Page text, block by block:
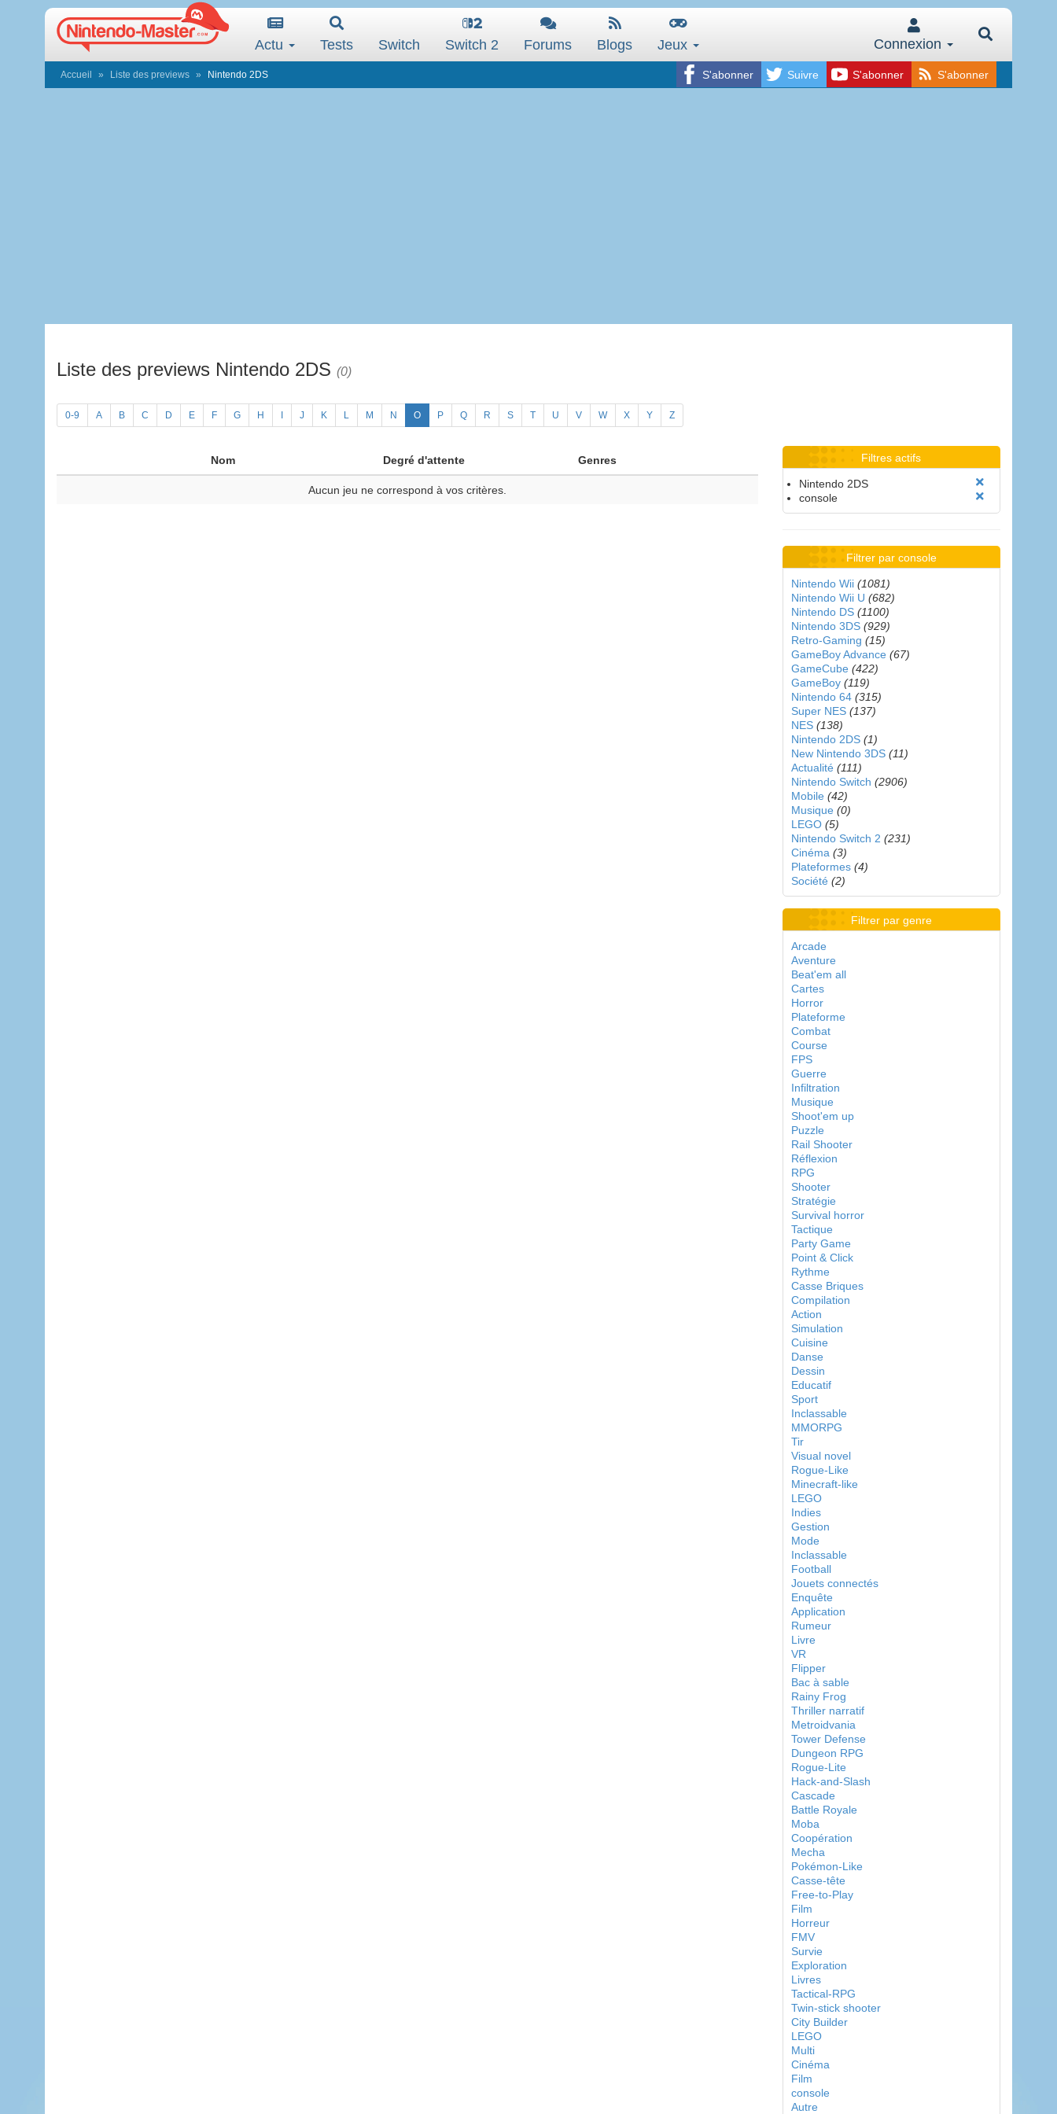
Actu Tests Switch Switch 2 Forums Blogs Jeux Connexion
S'abonner Suivre S'abonner S'abonner
Accueil Liste des previews Nintendo 2DS
Liste des previews Nintendo 2DS (0)
0-9 A B C D E F G H J K L M N O P Q R S T U V W X Y Z
Nom Degré d'attente Genres
Aucun jeu ne correspond à vos critères.
Filtres actifs
Nintendo 2DS
console
Filtrer par console
Nintendo Wii (1081)
Nintendo Wii U (682)
Nintendo DS (1100)
Nintendo 3DS (929)
Retro-Gaming (15)
GameBoy Advance (67)
GameCube (422)
GameBoy (119)
Nintendo 64 (315)
Super NES (137)
NES (138)
Nintendo 2DS (1)
New Nintendo 3DS (11)
Actualité (111)
Nintendo Switch (2906)
Mobile (42)
Musique (0)
LEGO (5)
Nintendo Switch 2 (231)
Cinéma (3)
Plateformes (4)
Société (2)
Filtrer par genre
Arcade
Aventure
Beat'em all
Cartes
Horror
Plateforme
Combat
Course
FPS
Guerre
Infiltration
Musique
Shoot'em up
Puzzle
Rail Shooter
Réflexion
RPG
Shooter
Stratégie
Survival horror
Tactique
Party Game
Point & Click
Rythme
Casse Briques
Compilation
Action
Simulation
Cuisine
Danse
Dessin
Educatif
Sport
Inclassable
MMORPG
Tir
Visual novel
Rogue-Like
Minecraft-like
LEGO
Indies
Gestion
Mode
Inclassable
Football
Jouets connectés
Enquête
Application
Rumeur
Livre
VR
Flipper
Bac à sable
Rainy Frog
Thriller narratif
Metroidvania
Tower Defense
Dungeon RPG
Rogue-Lite
Hack-and-Slash
Cascade
Battle Royale
Moba
Coopération
Mecha
Pokémon-Like
Casse-tête
Free-to-Play
Film
Horreur
FMV
Survie
Exploration
Livres
Tactical-RPG
Twin-stick shooter
City Builder
LEGO
Multi
Cinéma
Film
console
Autre